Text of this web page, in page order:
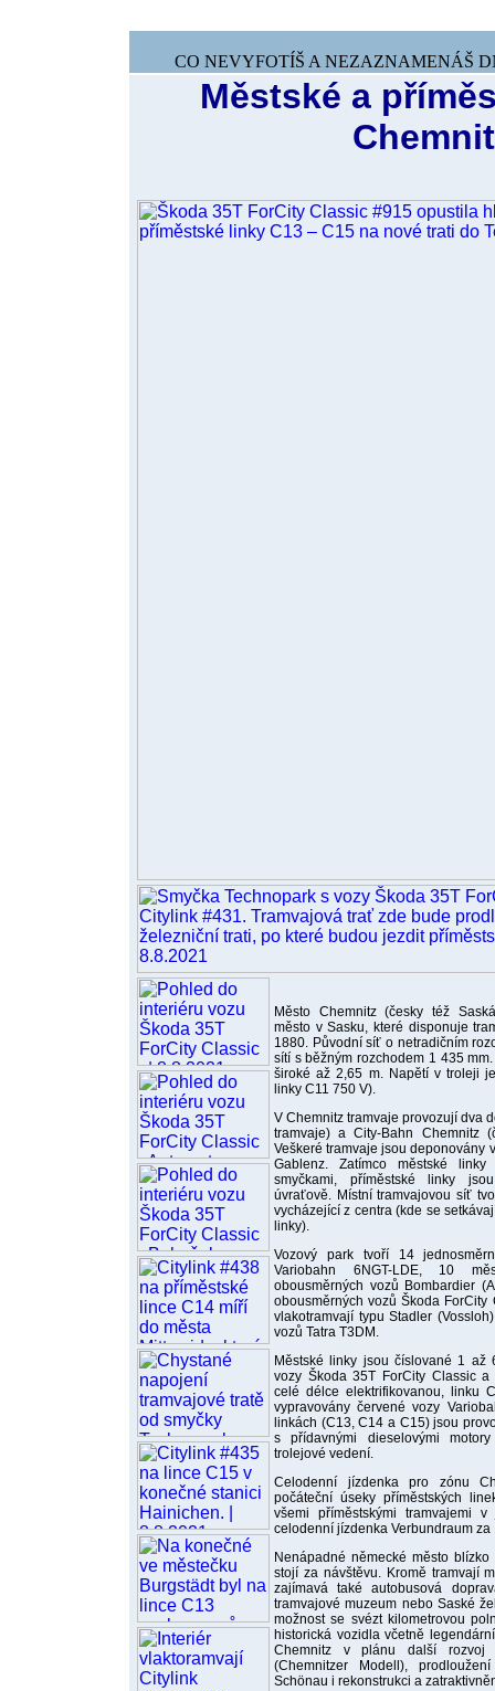
CO NEVYFOTÍŠ A NEZAZNAMENÁŠ
Městské a
Město Chemnitz (česky též
město v Sasku, které disponuje
1880. Původní síť o netradičním
sítí s běžným rozchodem 1 435
široké až 2,65 m. Napětí v troleji
linky C11 750 V).
V Chemnitz tramvaje provozují dva
tramvaje) a City-Bahn Chemnitz
Veškeré tramvaje jsou deponovány
Gablenz. Zatímco městské
smyčkami, příměstské linky
úvraťově. Místní tramvajovou síť
vycházející z centra (kde se
linky).
Vozový park tvoří 14
Variobahn 6NGT-LDE, 10
obousměrných vozů Bombardier
obousměrných vozů Škoda ForCity
vlakotramvají typu Stadler
vozů Tatra T3DM.
Městské linky jsou číslované 1
vozy Škoda 35T ForCity Classic
celé délce elektrifikovanou, linku
vypravovány červené vozy
linkách (C13, C14 a C15) jsou
s přídavnými dieselovými
trolejové vedení.
Celodenní jízdenka pro zónu
počáteční úseky příměstských
všemi příměstskými tramvajemi
celodenní jízdenka Verbundraum za
Nenápadné německé město
stojí za návštěvu. Kromě tramvají
zajímavá také autobusová
tramvajové muzeum nebo Saské
možnost se svézt kilometrovou
historická vozidla včetně
Chemnitz v plánu další rozvoj
(Chemnitzer Modell),
Schönau i rekonstrukci a